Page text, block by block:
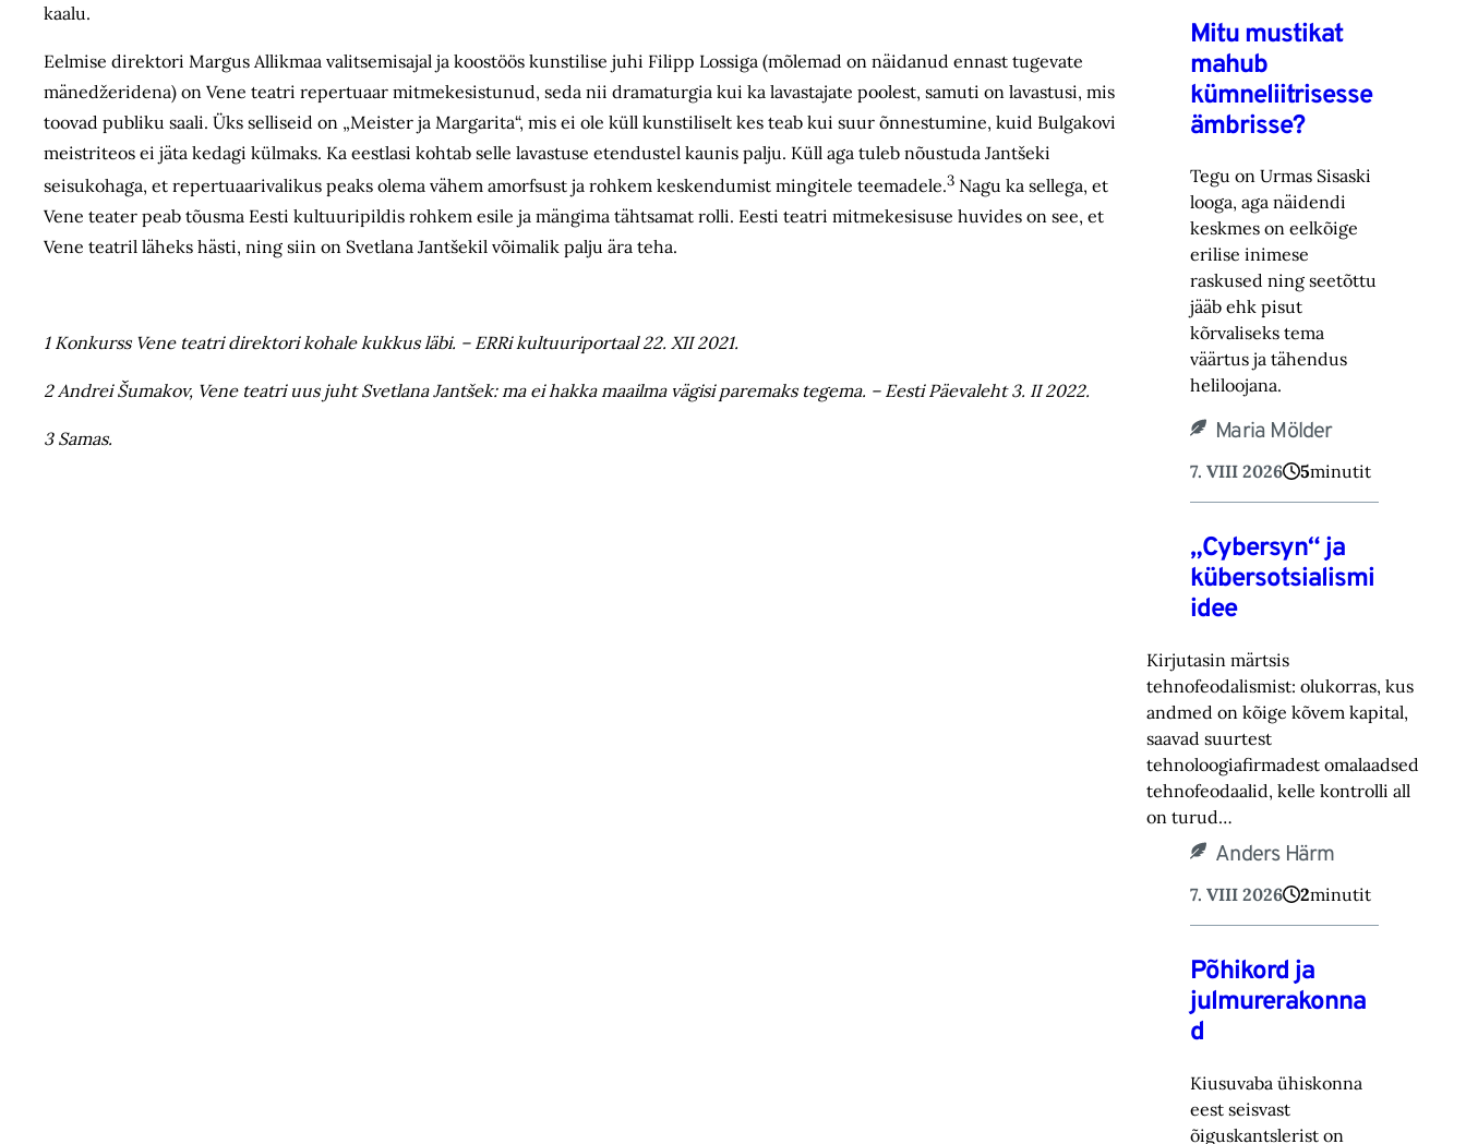
kaalu.
Eelmise direktori Margus Allikmaa valitsemisajal ja koostöös kunstilise juhi Filipp Lossiga (mõlemad on näidanud ennast tugevate
mänedžeridena) on Vene teatri repertuaar mitmekesistunud, seda nii dramaturgia kui ka lavastajate poolest, samuti on lavastusi, mis
toovad publiku saali. Üks selliseid on „Meister ja Margarita“, mis ei ole küll kunstiliselt kes teab kui suur õnnestumine, kuid Bulgakovi
meistriteos ei jäta kedagi külmaks. Ka eestlasi kohtab selle lavastuse etendustel kaunis palju. Küll aga tuleb nõustuda Jantšeki
seisukohaga, et repertuaarivalikus peaks olema vähem amorfsust ja rohkem keskendumist mingitele teemadele.3 Nagu ka sellega, et
Vene teater peab tõusma Eesti kultuuripildis rohkem esile ja mängima tähtsamat rolli. Eesti teatri mitmekesisuse huvides on see, et
Vene teatril läheks hästi, ning siin on Svetlana Jantšekil võimalik palju ära teha.
1 Konkurss Vene teatri direktori kohale kukkus läbi. – ERRi kultuuriportaal 22. XII 2021.
2 Andrei Šumakov, Vene teatri uus juht Svetlana Jantšek: ma ei hakka maailma vägisi paremaks tegema. – Eesti Päevaleht 3. II 2022.
3 Samas.
Mitu mustikat
mahub
kümneliitrisesse
ämbrisse?
Tegu on Urmas Sisaski
looga, aga näidendi
keskmes on eelkõige
erilise inimese
raskused ning ‎seetõttu
jääb ehk pisut
kõrvaliseks tema
väärtus ja tähendus
heliloojana.‎
Maria Mölder
7. VIII 2026 5minutit
„Cybersyn“ ja
kübersotsialismi
idee
Kirjutasin märtsis
tehnofeodalismist: olukorras, kus
andmed on kõige kõvem kapital,
saavad suurtest
tehnoloogiafirmadest omalaadsed
tehnofeodaalid, kelle kontrolli all
on turud…
Anders Härm
7. VIII 2026 2minutit
Põhikord ja
julmurerakonna
d
Kiusuvaba ühiskonna
eest seisvast
õiguskantslerist on